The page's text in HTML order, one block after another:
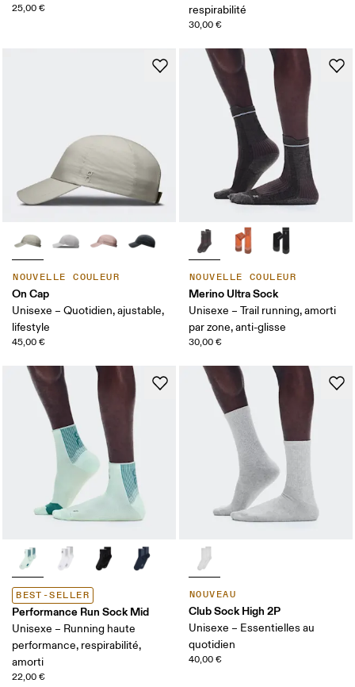
25,00 €
respirabilité
30,00 €
NOUVELLE COULEUR
On Cap
Unisexe – Quotidien, ajustable,
lifestyle
45,00 €
NOUVELLE COULEUR
Merino Ultra Sock
Unisexe – Trail running, amorti
par zone, anti-glisse
30,00 €
BEST-SELLER
Performance Run Sock Mid
Unisexe – Running haute
performance, respirabilité,
amorti
22,00 €
NOUVEAU
Club Sock High 2P
Unisexe – Essentielles au
quotidien
40,00 €